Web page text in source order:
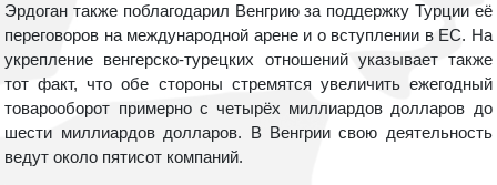
Эрдоган также поблагодарил Венгрию за поддержку Турции её
переговоров на международной арене и о вступлении в ЕС. На
укрепление венгерско-турецких отношений указывает также
тот факт, что обе стороны стремятся увеличить ежегодный
товарооборот примерно с четырёх миллиардов долларов до
шести миллиардов долларов. В Венгрии свою деятельность
ведут около пятисот компаний.